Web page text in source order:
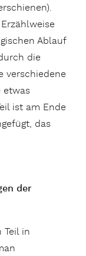
Ablauf
die
verschiedene
etwas
ist am Ende
das
der
Teil in